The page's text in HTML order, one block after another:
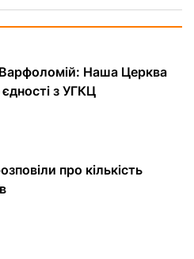
Наша Церква
з УГКЦ
про кількість